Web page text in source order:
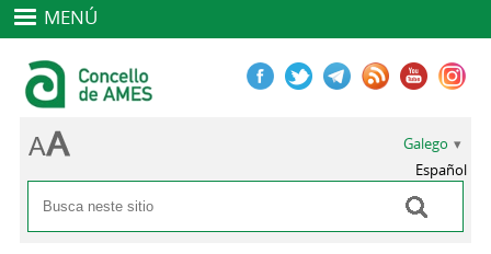
MENÚ
Formulario de busca
Buscar
Galego
Español